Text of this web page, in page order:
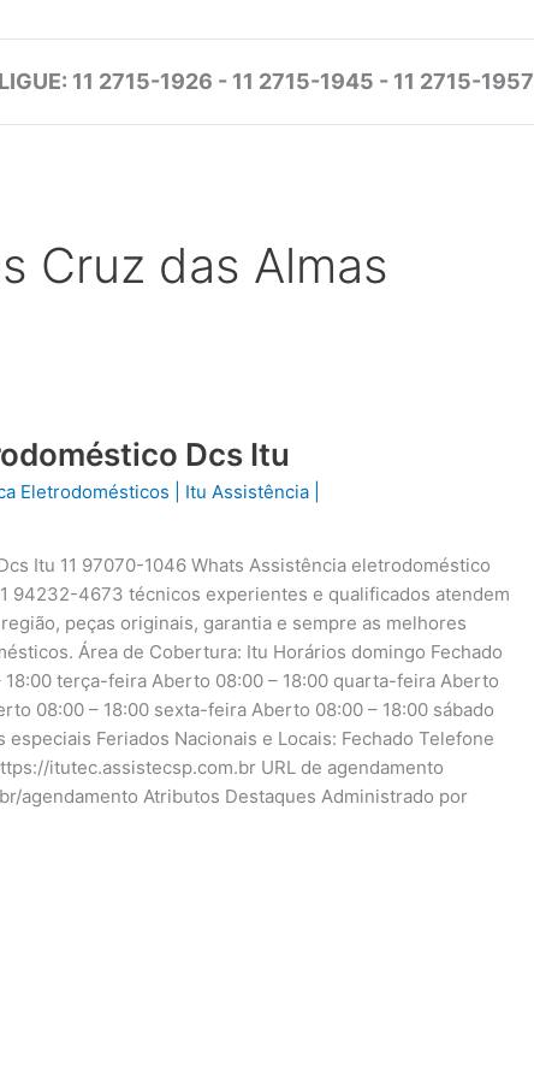
11 2715-1926 - 11 2715-1945 - 11 2715-1957
Cruz das Almas
Dcs Itu
Eletrodomésticos Itu Assistência
Itu 11 97070-1046 Whats Assistência eletrodoméstico
94232-4673 técnicos experientes e qualificados atendem
peças originais, garantia e sempre as melhores
Área de Cobertura: Itu Horários domingo Fechado
terça-feira Aberto 08:00 – 18:00 quarta-feira Aberto
08:00 – 18:00 sexta-feira Aberto 08:00 – 18:00 sábado
Feriados Nacionais e Locais: Fechado Telefone
itutec.assistecsp.com.br URL de agendamento
agendamento Atributos Destaques Administrado por